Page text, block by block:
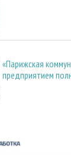
«Парижская
предприятием